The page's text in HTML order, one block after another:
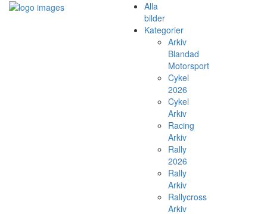
Alla
bilder
Kategorier
Arkiv
Blandad
Motorsport
Cykel
2026
Cykel
Arkiv
Racing
Arkiv
Rally
2026
Rally
Arkiv
Rallycross
Arkiv